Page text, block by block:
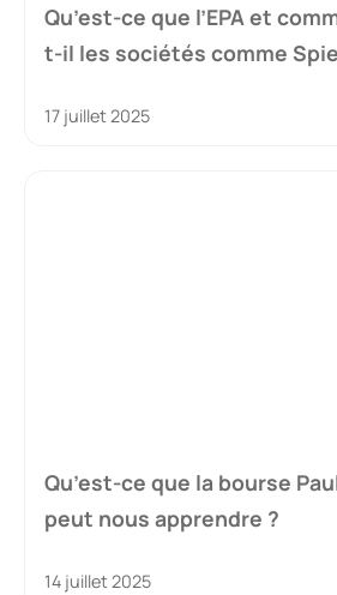
Qu’est-ce que l’EPA et
t-il les sociétés comme
17 juillet 2025
Qu’est-ce que la bourse
peut nous apprendre ?
14 juillet 2025